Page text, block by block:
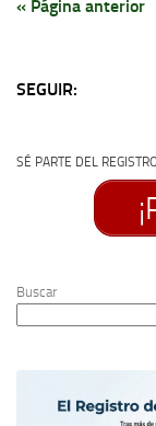
« Página anterior
SEGUIR:
SÉ PARTE DEL
Buscar